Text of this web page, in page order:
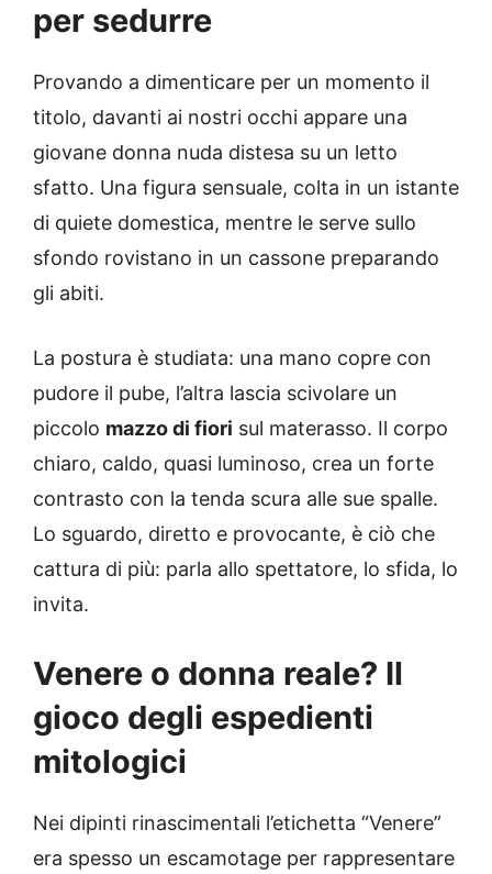
per sedurre
Provando a dimenticare per un momento il
titolo, davanti ai nostri occhi appare una
giovane donna nuda distesa su un letto
sfatto. Una figura sensuale, colta in un istante
di quiete domestica, mentre le serve sullo
sfondo rovistano in un cassone preparando
gli abiti.
La postura è studiata: una mano copre con
pudore il pube, l’altra lascia scivolare un
piccolo mazzo di fiori sul materasso. Il corpo
chiaro, caldo, quasi luminoso, crea un forte
contrasto con la tenda scura alle sue spalle.
Lo sguardo, diretto e provocante, è ciò che
cattura di più: parla allo spettatore, lo sfida, lo
invita.
Venere o donna reale? Il
gioco degli espedienti
mitologici
Nei dipinti rinascimentali l’etichetta “Venere”
era spesso un escamotage per rappresentare